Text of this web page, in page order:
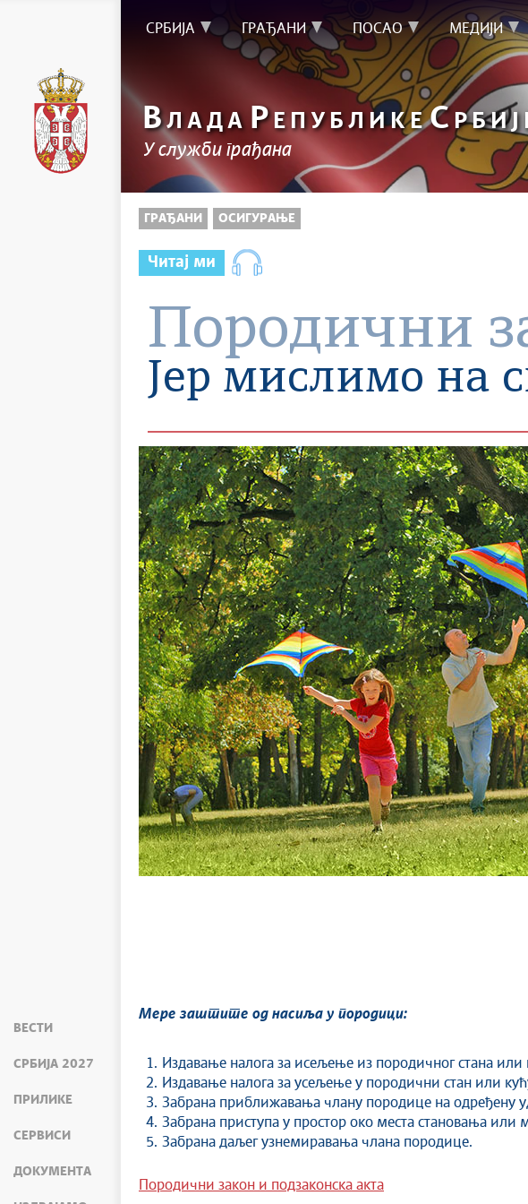
ВЕСТИ
СРБИЈА 2027
ПРИЛИКЕ
СЕРВИСИ
ДОКУМЕНТА
СРБИЈА ГРАЂАНИ ПОСАО МЕДИЈИ
ВЛАДА Р ЕПУБЛИКЕС
У служби грађана
ГРАЂАНИ ОСИГУРАЊЕ
Читај ми
Породични
Јер мислимо на
Мере заштите од насиља у породици:
Издавање налога за исељење из породичног стана или
Издавање налога за усељење у породични стан или
Забрана приближавања члану породице на одређену
Забрана приступа у простор око места становања или
Забрана даљег узнемиравања члана породице.
Породични закон и подзаконска акта